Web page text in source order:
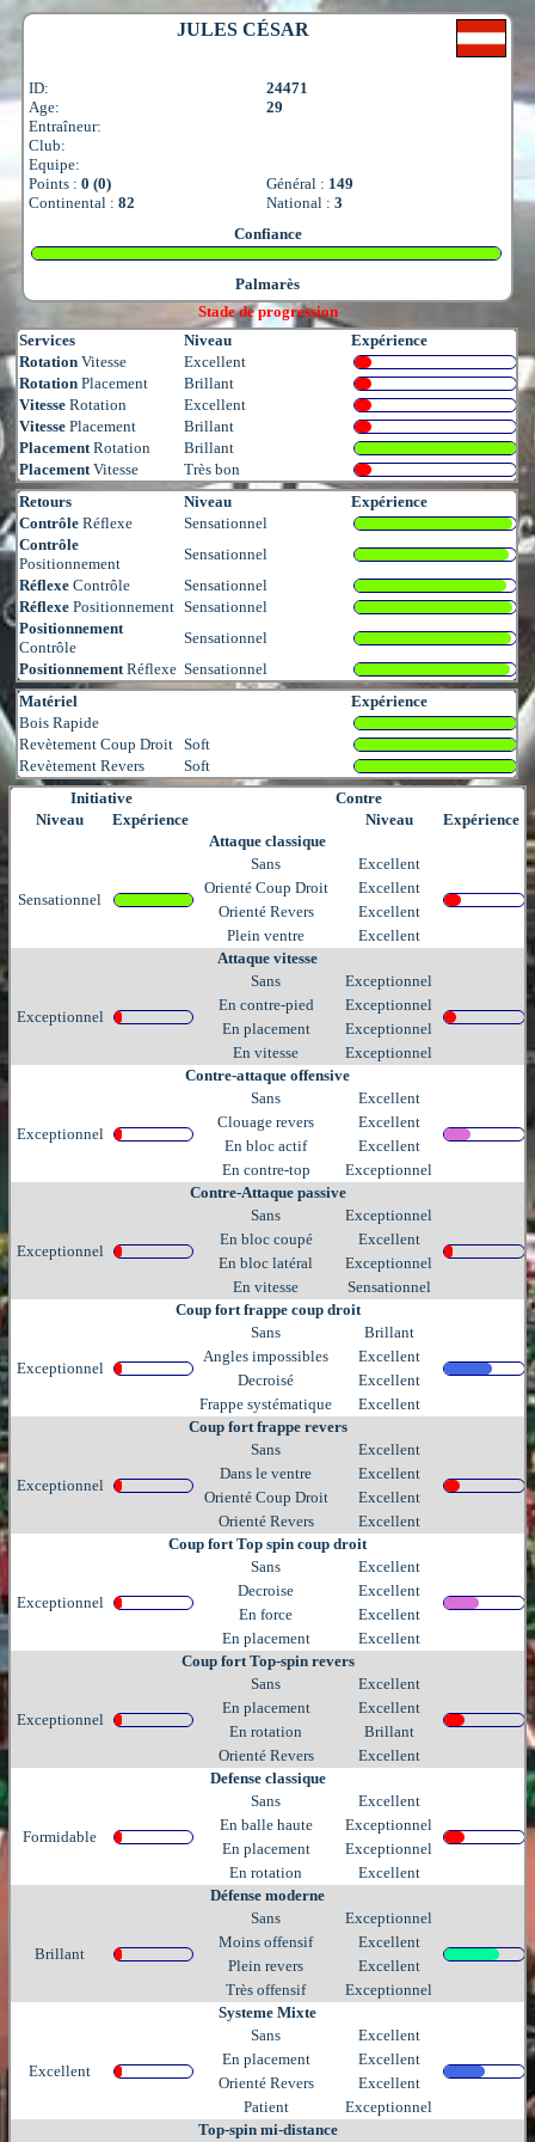
JULES CÉSAR
ID:
24471
Age:
29
Entraîneur:
Club:
Equipe:
Points : 0 (0) Général : 149
Continental : 82 National : 3
Confiance
Palmarès
Stade de progression
Services
Niveau
Expérience
Rotation Vitesse
Excellent
Rotation Placement
Brillant
Vitesse Rotation
Excellent
Vitesse Placement
Brillant
Placement Rotation
Brillant
Placement Vitesse
Très bon
Retours
Niveau
Expérience
Contrôle Réflexe
Sensationnel
Contrôle
Positionnement
Sensationnel
Réflexe Contrôle
Sensationnel
Réflexe Positionnement Sensationnel
Positionnement
Contrôle
Sensationnel
Positionnement Réflexe Sensationnel
Matériel
Expérience
Bois Rapide
Revètement Coup Droit
Soft
Revètement Revers
Soft
Initiative
Contre
Niveau
Expérience Niveau
Expérience
Attaque classique
Sensationnel
Sans
Excellent
Orienté Coup Droit
Excellent
Orienté Revers
Excellent
Plein ventre
Excellent
Attaque vitesse
Exceptionnel
Sans
Exceptionnel
En contre-pied
Exceptionnel
En placement
Exceptionnel
En vitesse
Exceptionnel
Contre-attaque offensive
Exceptionnel
Sans
Excellent
Clouage revers
Excellent
En bloc actif
Excellent
En contre-top
Exceptionnel
Contre-Attaque passive
Exceptionnel
Sans
Exceptionnel
En bloc coupé
Excellent
En bloc latéral
Exceptionnel
En vitesse
Sensationnel
Coup fort frappe coup droit
Exceptionnel
Sans
Brillant
Angles impossibles
Excellent
Decroisé
Excellent
Frappe systématique
Excellent
Coup fort frappe revers
Exceptionnel
Sans
Excellent
Dans le ventre
Excellent
Orienté Coup Droit
Excellent
Orienté Revers
Excellent
Coup fort Top spin coup droit
Exceptionnel
Sans
Excellent
Decroise
Excellent
En force
Excellent
En placement
Excellent
Coup fort Top-spin revers
Exceptionnel
Sans
Excellent
En placement
Excellent
En rotation
Brillant
Orienté Revers
Excellent
Defense classique
Formidable
Sans
Excellent
En balle haute
Exceptionnel
En placement
Exceptionnel
En rotation
Excellent
Défense moderne
Brillant
Sans
Exceptionnel
Moins offensif
Excellent
Plein revers
Excellent
Très offensif
Exceptionnel
Systeme Mixte
Excellent
Sans
Excellent
En placement
Excellent
Orienté Revers
Excellent
Patient
Exceptionnel
Top-spin mi-distance